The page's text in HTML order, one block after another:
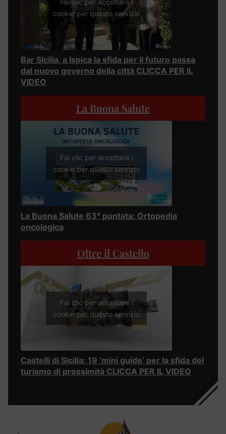
cookie per questo servizio
Bar Sicilia, a Ispica la sfida per il futuro passa
dal nuovo governo della città CLICCA PER IL
VIDEO
La Buona Salute
Fai clic per accettare i
cookie per questo servizio
La Buona Salute 63° puntata: Ortopedia
oncologica
Oltre il Castello
Fai clic per accettare i
cookie per questo servizio
Castelli di Sicilia: 19 ‘mini guide’ per la sfida del
turismo di prossimità CLICCA PER IL VIDEO